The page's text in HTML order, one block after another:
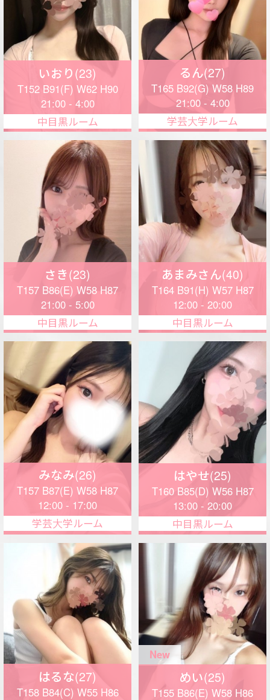
さき(23)
T157 B86(E) W58 H87
21:00 - 5:00
中目黒ルーム
あまみさん(40)
T164 B91(H) W57 H87
中目黒ルーム
みなみ(26)
T157 B87(E) W58 H87
12:00 - 17:00
学芸大学ルーム
はやせ(25)
T160 B85(D) W56 H87
13:00 - 20:00
中目黒ルーム
はるな(27)
T158 B84(C) W55 H86
13:30 - 20:00
学芸大学ルーム
T155 B86(E) W58 H86
13:30 - 20:00
中目黒ルーム
なみき(26)
T163 B87(E) W57 H86
14:00 - 20:00
中目黒ルーム
T159 B89(F) W58 H87
学芸大学ルーム
みつは(26)
T155 B86(E) W58 H88
19:00 - 2:00
中目黒ルーム
すずか(28)
T155 B85(D) W56 H88
21:00 - 3:00
中目黒ルーム